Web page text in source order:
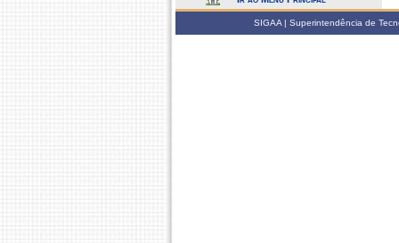
SIGAA | Superintendência de